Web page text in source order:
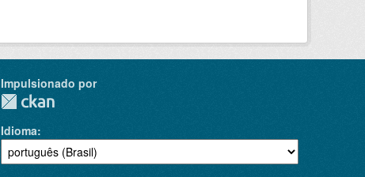
Impulsionado por
Idioma